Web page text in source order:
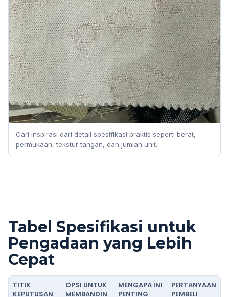
Cari inspirasi dari detail spesifikasi praktis seperti berat,
permukaan, tekstur tangan, dan jumlah unit.
Tabel Spesifikasi untuk
Pengadaan yang Lebih
Cepat
TITIK
KEPUTUSAN
OPSI UNTUK
MEMBANDIN
MENGAPA INI
PENTING
PERTANYAAN
PEMBELI